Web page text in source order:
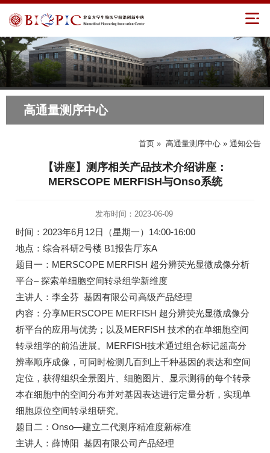
高通量测序中心
首页 » 高通量测序中心 » 通知公告
【讲座】测序相关产品技术介绍讲座：
MERSCOPE MERFISH与Onso系统
发布时间：2023-06-09
时间：2023年6月12日（星期一）14:00-16:00
地点：综合科研2号楼 B1报告厅东A
题目一：MERSCOPE MERFISH 超分辨荧光显微成像分析
平台– 探索单细胞空间转录组学新维度
主讲人：李全芬 基因有限公司高级产品经理
内容：分享MERSCOPE MERFISH 超分辨荧光显微成像分
析平台的应用与优势；以及MERFISH 技术的在单细胞空间
转录组学的前沿进展。MERFISH技术通过组合标记超高分
辨率顺序成像，可同时检测几百到上千种基因的表达和空间
定位，获得组织全景图片、细胞图片、显示测得的每个转录
本在细胞中的空间分布并对基因表达进行定量分析，实现单
细胞原位空间转录组研究。
题目二：Onso—建立二代测序精准度新标准
主讲人：薛博阳 基因有限公司产品经理